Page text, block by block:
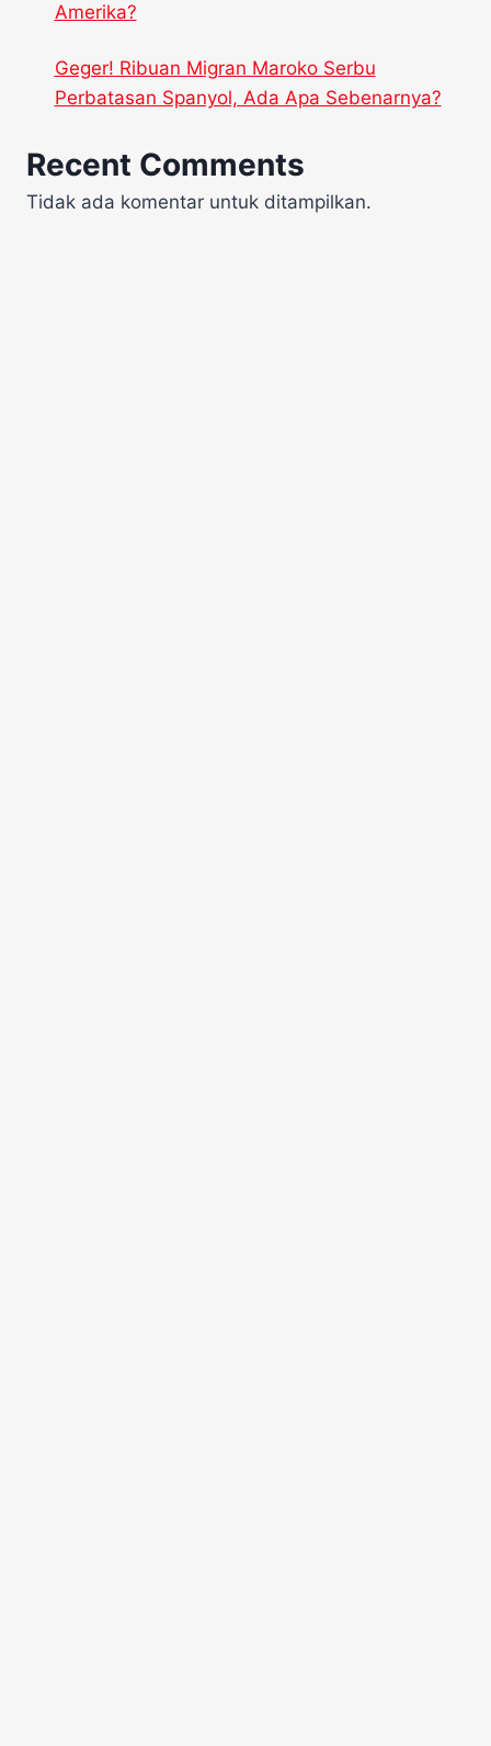
Amerika?
Geger! Ribuan Migran Maroko Serbu
Perbatasan Spanyol, Ada Apa Sebenarnya?
Recent Comments
Tidak ada komentar untuk ditampilkan.